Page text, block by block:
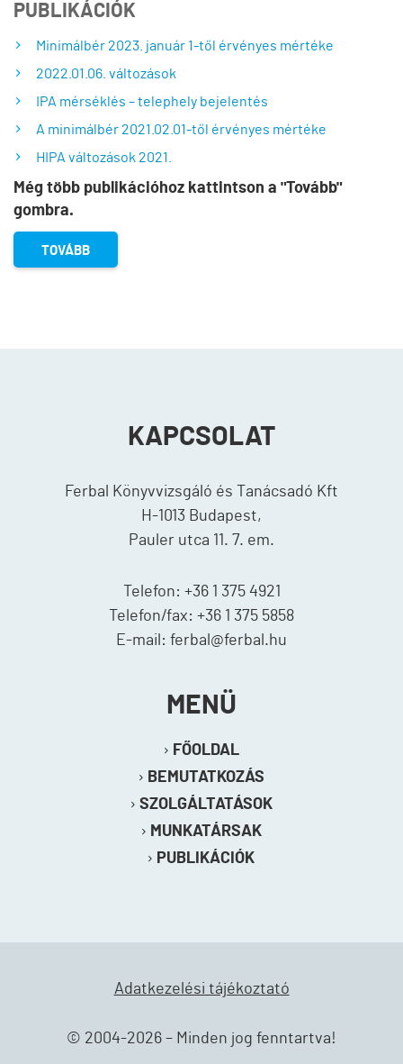
PUBLIKÁCIÓK
Minimálbér 2023. január 1-től érvényes mértéke
2022.01.06. változások
IPA mérséklés – telephely bejelentés
A minimálbér 2021.02.01-től érvényes mértéke
HIPA változások 2021.
Még több publikációhoz kattintson a "Tovább"
gombra.
TOVÁBB
KAPCSOLAT
Ferbal Könyvvizsgáló és Tanácsadó Kft
H-1013 Budapest,
Pauler utca 11. 7. em.
Telefon: +36 1 375 4921
Telefon/fax: +36 1 375 5858
E-mail: ferbal@ferbal.hu
MENÜ
FŐOLDAL
BEMUTATKOZÁS
SZOLGÁLTATÁSOK
MUNKATÁRSAK
PUBLIKÁCIÓK
Adatkezelési tájékoztató
© 2004-2026 – Minden jog fenntartva!